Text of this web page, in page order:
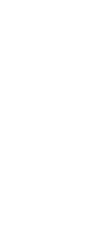
maglia marina